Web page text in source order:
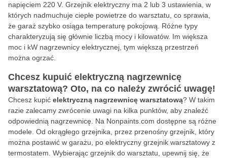
napięciem 220 V. Grzejnik elektryczny ma 2 lub 3 ustawienia, w
których nadmuchuje ciepłe powietrze do warsztatu, co sprawia,
że garaż szybko osiąga temperaturę pokojową. Różne typy
charakteryzują się głównie liczbą mocy i kilowatów. Im większa
moc i kW nagrzewnicy elektrycznej, tym większą przestrzeń
można ogrzać.
Chcesz kupuić elektryczną nagrzewnicę
warsztatową? Oto, na co należy zwrócić uwagę!
Chcesz kupić elektryczną nagrzewnicę warsztatową? W takim
razie zalecamy zwrócenie uwagi na kilka punktów, aby znaleźć
odpowiednią nagrzewnicę. Na Nonpaints.com dostępne są różne
modele. Od okrągłego grzejnika, przez przenośny grzejnik, który
można postawić w garażu, po elektryczny grzejnik warsztatowy z
termostatem. Wybierając grzejnik do warsztatu, upewnij się, że